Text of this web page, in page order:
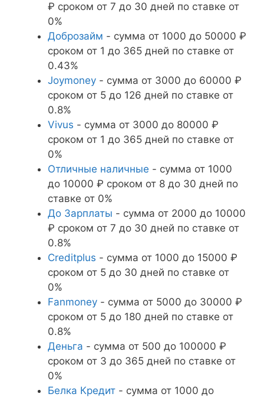
₽ сроком от 7 до 30 дней по ставке от
0%
Доброзайм - сумма от 1000 до 50000 ₽
сроком от 1 до 365 дней по ставке от
0.43%
Joymoney - сумма от 3000 до 60000 ₽
сроком от 5 до 126 дней по ставке от
0.8%
Vivus - сумма от 3000 до 80000 ₽
сроком от 1 до 365 дней по ставке от
0%
Отличные наличные - сумма от 1000
до 10000 ₽ сроком от 8 до 30 дней по
ставке от 0%
До Зарплаты - сумма от 2000 до 10000
₽ сроком от 7 до 30 дней по ставке от
0.8%
Creditplus - сумма от 1000 до 15000 ₽
сроком от 5 до 30 дней по ставке от
0%
Fanmoney - сумма от 5000 до 30000 ₽
сроком от 5 до 180 дней по ставке от
0.8%
Деньга - сумма от 500 до 100000 ₽
сроком от 3 до 365 дней по ставке от
0%
Белка Кредит - сумма от 1000 до